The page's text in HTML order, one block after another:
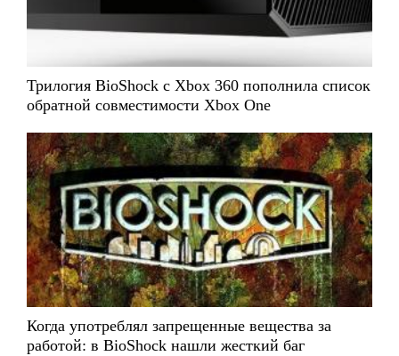
Трилогия BioShock с Xbox 360 пополнила список
обратной совместимости Xbox One
Когда употреблял запрещенные вещества за
работой: в BioShock нашли жесткий баг